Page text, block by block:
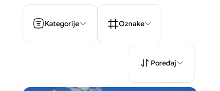
Kategorije Oznake
Poređaj